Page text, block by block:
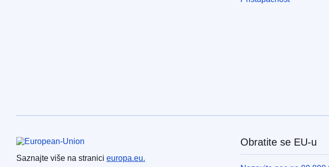
Europska unija
Saznajte više na stranici europa.eu.
Obratite se EU-u